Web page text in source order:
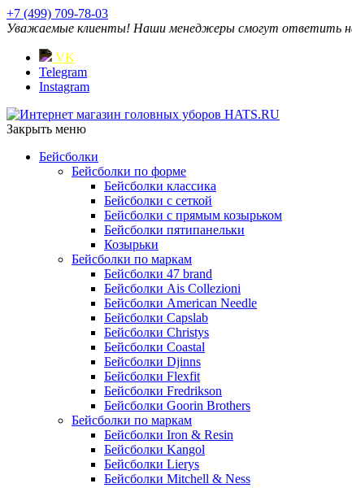
+7 (499) 709-78-03
Уважаемые клиенты! Наши менеджеры смогут ответить на
VK
Telegram
Instagram
Закрыть меню
Бейсболки
Бейсболки по форме
Бейсболки классика
Бейсболки с сеткой
Бейсболки с прямым козырьком
Бейсболки пятипанельки
Козырьки
Бейсболки по маркам
Бейсболки 47 brand
Бейсболки Ais Collezioni
Бейсболки American Needle
Бейсболки Capslab
Бейсболки Christys
Бейсболки Coastal
Бейсболки Djinns
Бейсболки Flexfit
Бейсболки Fredrikson
Бейсболки Goorin Brothers
Бейсболки по маркам
Бейсболки Iron & Resin
Бейсболки Kangol
Бейсболки Lierys
Бейсболки Mitchell & Ness